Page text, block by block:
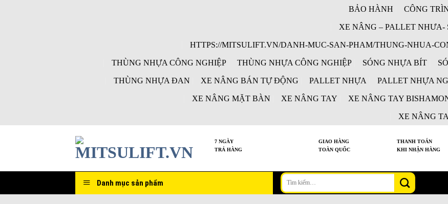
BẢO HÀNH CÔNG
XE NÂNG – PALLET
HTTPS://MITSULIFT.VN/DANH-MUC-SAN-PHAM/THUNG-NHUA-
THÙNG NHỰA CÔNG NGHIỆP THÙNG NHỰA CÔNG NGHIỆP SÓNG NHỰA BÍT
THÙNG NHỰA ĐAN XE NÂNG BÁN TỰ ĐỘNG PALLET NHỰA PALLET NHỰA
XE NÂNG MẶT BÀN XE NÂNG TAY XE NÂNG TAY
XE NÂNG
7 NGÀY
TRẢ HÀNG
GIAO HÀNG
TOÀN QUỐC
THANH TOÁN
KHI NHẬN HÀNG
Danh mục sản phẩm
Tìm
kiếm: